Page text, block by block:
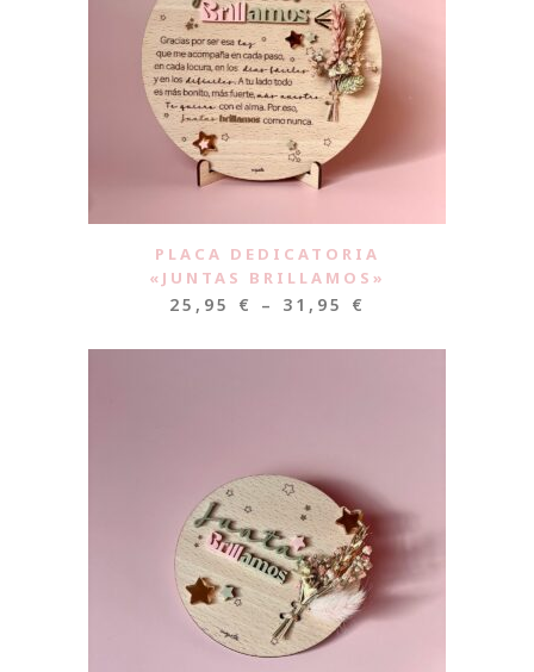
PLACA DEDICATORIA
«JUNTAS BRILLAMOS»
25,95 € – 31,95 €